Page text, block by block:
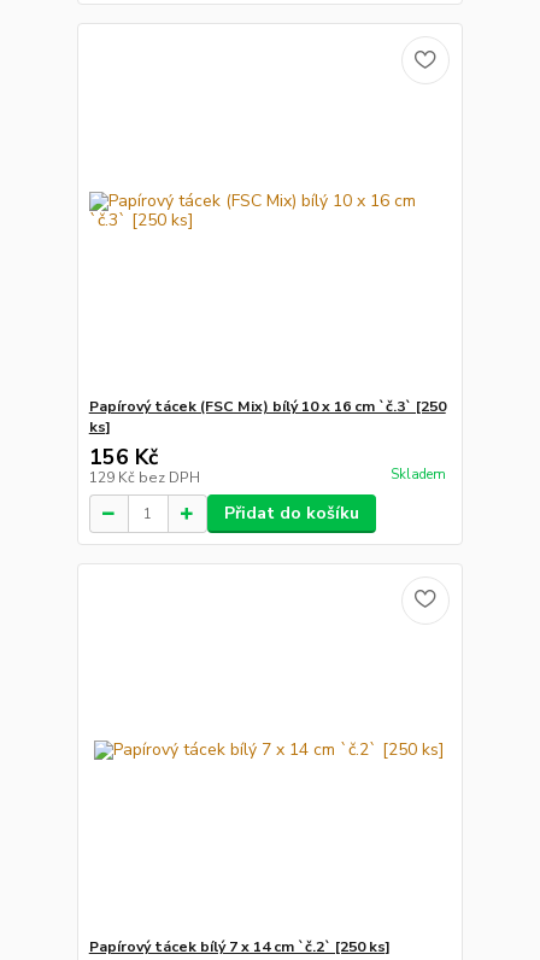
Papírový tácek (FSC Mix) bílý 10 x 16 cm `č.3` [250
ks]
156 Kč
129 Kč bez DPH Skladem
Přidat do košíku
Papírový tácek bílý 7 x 14 cm `č.2` [250 ks]